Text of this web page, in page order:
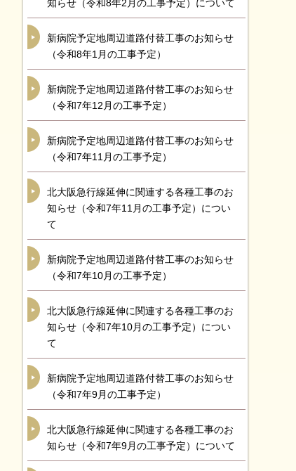
知らせ（令和8年2月の工事予定）について
新病院予定地周辺道路付替工事のお知らせ
（令和8年1月の工事予定）
新病院予定地周辺道路付替工事のお知らせ
（令和7年12月の工事予定）
新病院予定地周辺道路付替工事のお知らせ
（令和7年11月の工事予定）
北大阪急行線延伸に関連する各種工事のお
知らせ（令和7年11月の工事予定）につい
て
新病院予定地周辺道路付替工事のお知らせ
（令和7年10月の工事予定）
北大阪急行線延伸に関連する各種工事のお
知らせ（令和7年10月の工事予定）につい
て
新病院予定地周辺道路付替工事のお知らせ
（令和7年9月の工事予定）
北大阪急行線延伸に関連する各種工事のお
知らせ（令和7年9月の工事予定）について